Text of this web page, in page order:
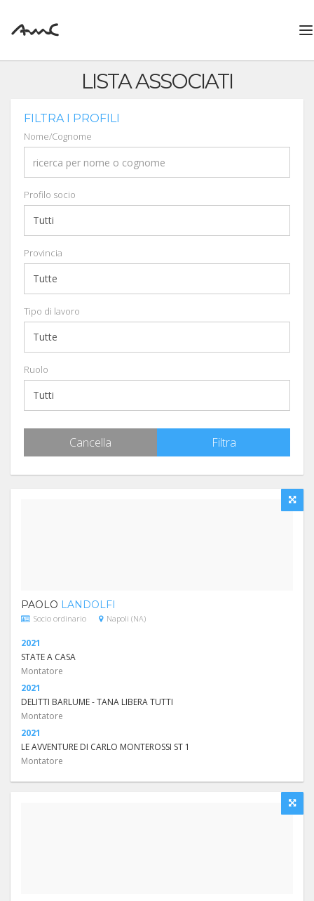
LISTA ASSOCIATI
FILTRA I PROFILI
Nome/Cognome
Profilo socio
Provincia
Tipo di lavoro
Ruolo
Cancella Filtra
PAOLO LANDOLFI
Socio ordinario Napoli (NA)
2021
STATE A CASA
Montatore
2021
DELITTI BARLUME - TANA LIBERA TUTTI
Montatore
2021
LE AVVENTURE DI CARLO MONTEROSSI ST 1
Montatore